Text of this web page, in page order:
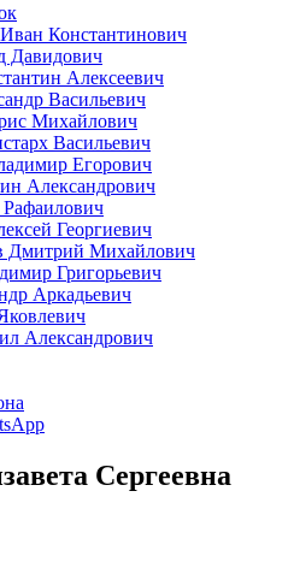
Константинович
Давидович
Алексеевич
Васильевич
Михайлович
Васильевич
Егорович
Александрович
Георгиевич
Дмитрий Михайлович
Григорьевич
Аркадьевич
Александрович
Сергеевна